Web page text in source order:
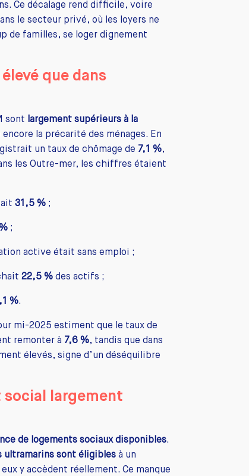
Ce décalage rend difficile, voire
le secteur privé, où les loyers ne
de familles, se loger dignement
que dans
sont largement supérieurs à la
la précarité des ménages. En
un taux de chômage de 7,1 %,
les Outre-mer, les chiffres étaient
31,5 % ;
;
active était sans emploi ;
22,5 % des actifs ;
%.
mi-2025 estiment que le taux de
remonter à 7,6 %, tandis que dans
élevés, signe d’un déséquilibre
social largement
de logements sociaux disponibles.
ultramarins sont éligibles à un
y accèdent réellement. Ce manque